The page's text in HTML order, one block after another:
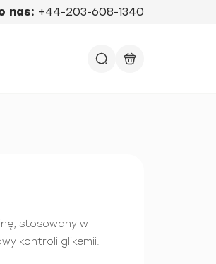
nas: +44-203-608-1340
stosowany w
kontroli glikemii.